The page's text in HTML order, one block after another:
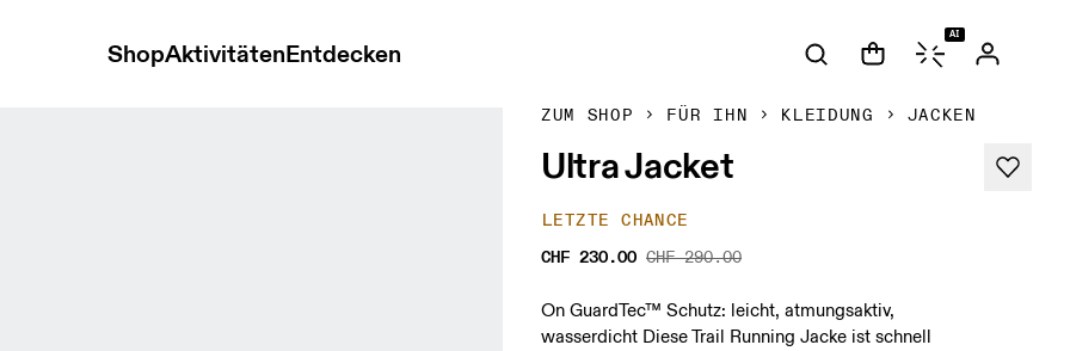
ShopAktivitätenEntdecken
AI
ZUM SHOP FÜR IHN KLEIDUNG JACKEN
Ultra Jacket
LETZTE CHANCE
CHF 230.00 CHF 290.00
On GuardTec™ Schutz: leicht, atmungsaktiv,
wasserdicht Diese Trail Running Jacke ist schnell